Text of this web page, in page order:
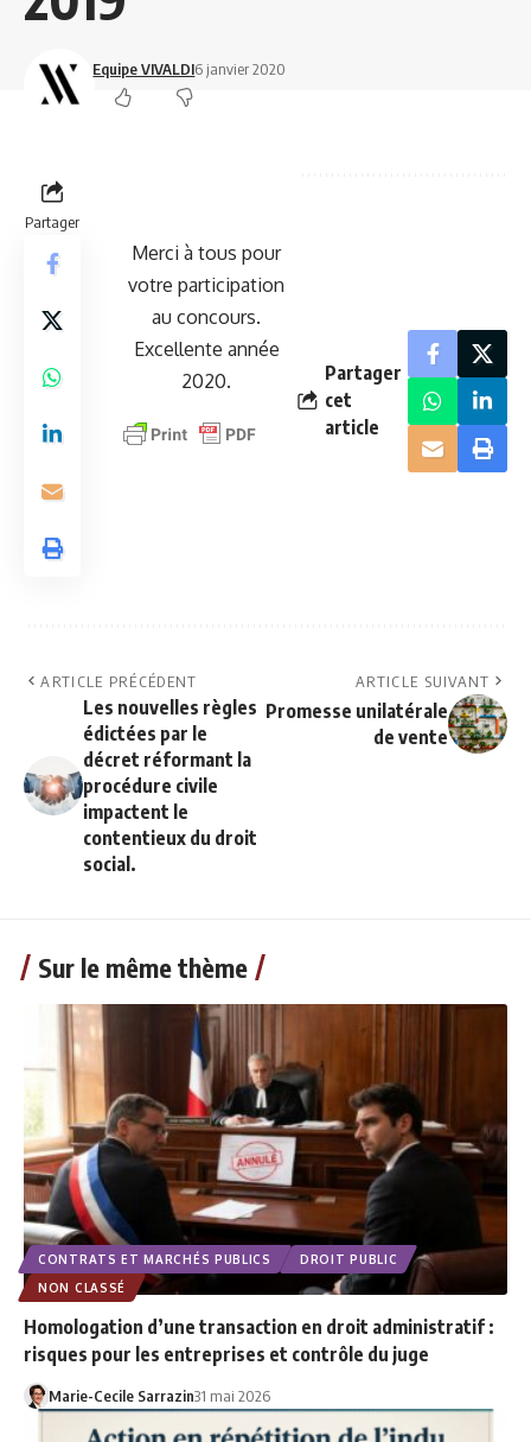
Equipe VIVALDI6 janvier 2020
Partager
Merci à tous pour
votre participation
au concours.
Excellente année
2020.
Partager
cet
article
ARTICLE PRÉCÉDENT
Les nouvelles règles
édictées par le
décret réformant la
procédure civile
impactent le
contentieux du droit
social.
ARTICLE SUIVANT
Promesse unilatérale
de vente
Sur le même thème
CONTRATS ET MARCHÉS PUBLICS
DROIT PUBLIC
NON CLASSÉ
Homologation d’une transaction en droit administratif :
risques pour les entreprises et contrôle du juge
Marie-Cecile Sarrazin31 mai 2026